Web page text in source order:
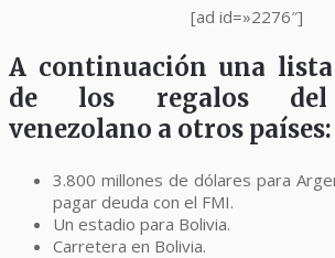
[ad id=»2276″]
A continuación una
de los regalos del
venezolano a otros países:
3.800 millones de dólares para
pagar deuda con el FMI.
Un estadio para Bolivia.
Carretera en Bolivia.